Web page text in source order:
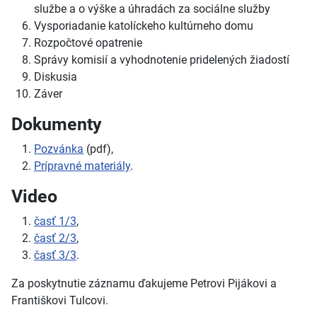
službe a o výške a úhradách za sociálne služby
Vysporiadanie katolíckeho kultúrneho domu
Rozpočtové opatrenie
Správy komisií a vyhodnotenie pridelených žiadostí
Diskusia
Záver
Dokumenty
Pozvánka (pdf),
Prípravné materiály.
Video
časť 1/3,
časť 2/3,
časť 3/3.
Za poskytnutie záznamu ďakujeme Petrovi Pijákovi a
Františkovi Tulcovi.